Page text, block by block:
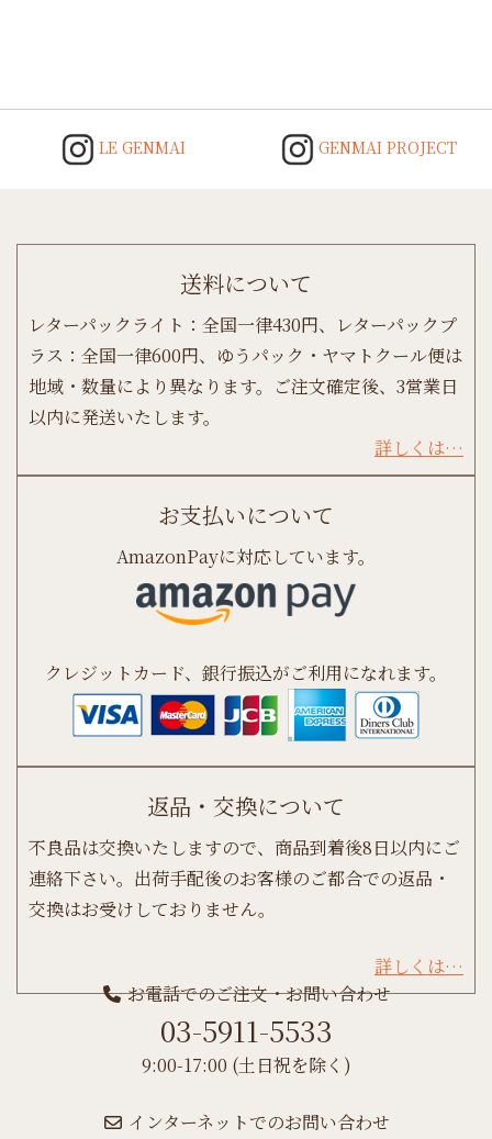
LE GENMAI GENMAI PROJECT
送料について
レターパックライト：全国一律430円、レターパックプ
ラス：全国一律600円、ゆうパック・ヤマトクール便は
地域・数量により異なります。ご注文確定後、3営業日
以内に発送いたします。
詳しくは…
お支払いについて
AmazonPayに対応しています。
クレジットカード、銀行振込がご利用になれます。
返品・交換について
不良品は交換いたしますので、商品到着後8日以内にご
連絡下さい。出荷手配後のお客様のご都合での返品・
交換はお受けしておりません。
詳しくは…
お電話でのご注文・お問い合わせ
03-5911-5533
9:00-17:00 (土日祝を除く)
インターネットでのお問い合わせ